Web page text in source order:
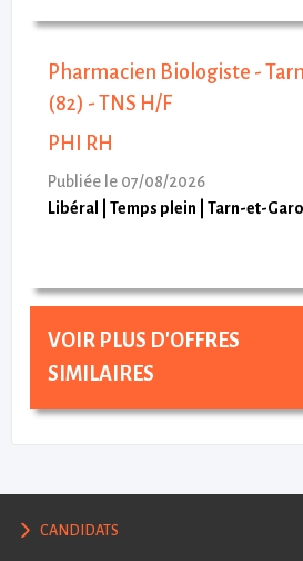
Pharmacien Biologiste -
(82) - TNS H/F
PHI RH
Publiée le 07/08/2026
Libéral
Temps plein Tarn-et-
VOIR PLUS D'OFFRES
SIMILAIRES
CANDIDATS